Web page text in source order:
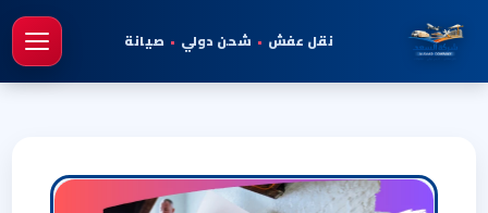
نقل عفش • شحن دولي • صيانة